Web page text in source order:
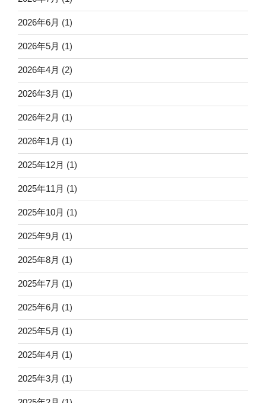
2026年6月 (1)
2026年5月 (1)
2026年4月 (2)
2026年3月 (1)
2026年2月 (1)
2026年1月 (1)
2025年12月 (1)
2025年11月 (1)
2025年10月 (1)
2025年9月 (1)
2025年8月 (1)
2025年7月 (1)
2025年6月 (1)
2025年5月 (1)
2025年4月 (1)
2025年3月 (1)